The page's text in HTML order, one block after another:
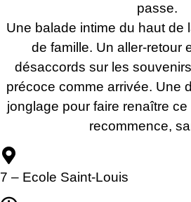
passe.
Une balade intime du haut de
de famille. Un aller-retour
désaccords sur les
précoce comme arrivée. Une
jonglage pour faire renaître ce
recommence,
7 – Ecole Saint-Louis